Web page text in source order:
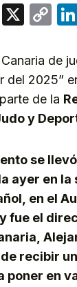
X
de
del 2025”
de la
y
se
ayer en la
, en el
y fue el
de recibir
poner en